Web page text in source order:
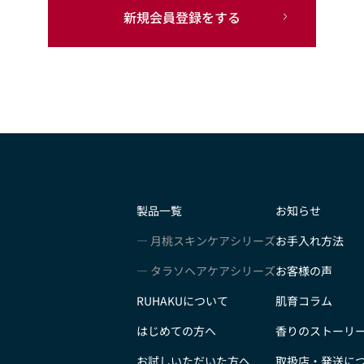
新規会員登録をする
製品一覧
月桃スキンケアシリーズ
タラソヘアケアシリーズ
RUHAKUについて
はじめての方へ
お試しいただいた方へ
お知らせ
お手入れ方法
お客様の声
肌育コラム
香りのストーリ
取扱店・発送に